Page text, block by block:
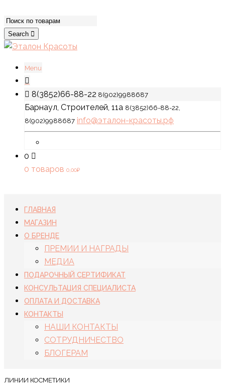
Search
Menu
8(3852)66-88-22 8(902)9988687
Барнаул, Строителей, 11а 8(3852)66-88-22,
8(902)9988687 info@эталон-красоты.рф
0
0 товаров 0,00₽
ГЛАВНАЯ
МАГАЗИН
О БРЕНДЕ
ПРЕМИИ И НАГРАДЫ
МЕДИА
ПОДАРОЧНЫЙ СЕРТИФИКАТ
КОНСУЛЬТАЦИЯ СПЕЦИАЛИСТА
ОПЛАТА И ДОСТАВКА
КОНТАКТЫ
НАШИ КОНТАКТЫ
СОТРУДНИЧЕСТВО
БЛОГЕРАМ
ЛИНИИ КОСМЕТИКИ